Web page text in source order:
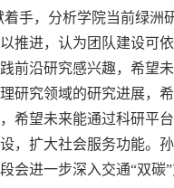
手， 分析学院当前绿洲
推进，认为 团队建设可
前沿研究感兴趣，希望
研究领域的研究进展，
希望未来能通过科研平
，扩大社会服务功能。
会进一步深入交通“双